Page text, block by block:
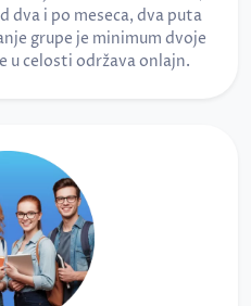
dva i po meseca, dva puta
grupe je minimum dvoje
u celosti održava onlajn.